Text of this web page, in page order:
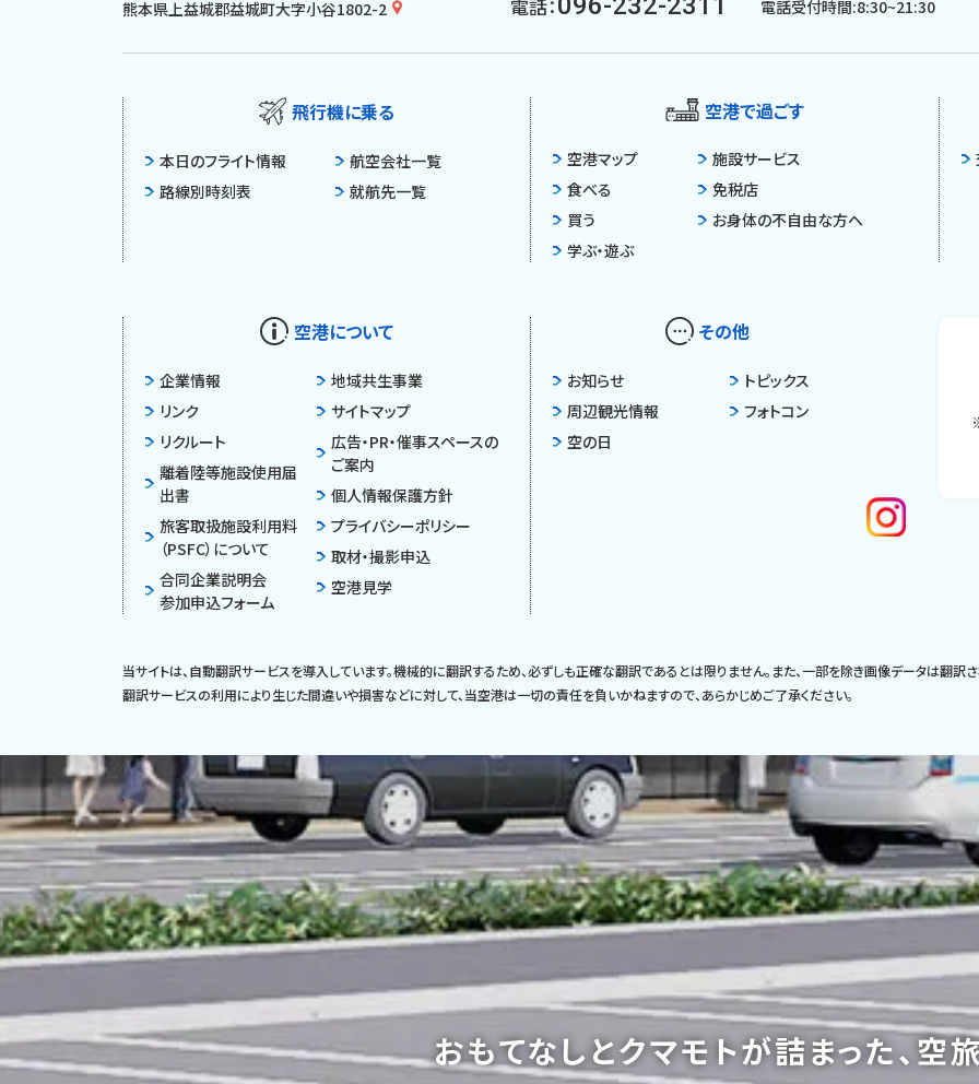
熊本県上益城郡益城町大字小谷1802-2
電話： 電話受付時間:8:30~21:30
飛行機に乗る
本日のフライト情報
路線別時刻表
航空会社一覧
就航先一覧
空港で過ごす
空港マップ
食べる
買う
学ぶ・遊ぶ
施設サービス
免税店
お身体の不自由な方へ
空港について
企業情報
リンク
リクルート
離着陸等施設使用届
出書
旅客取扱施設利用料
（PSFC）について
合同企業説明会
参加申込フォーム
地域共生事業
サイトマップ
広告・PR・催事スペースの
ご案内
個人情報保護方針
プライバシーポリシー
取材・撮影申込
空港見学
その他
お知らせ
周辺観光情報
空の日
トピックス
フォトコン
当サイトは、自動翻訳サービスを導入しています。機械的に翻訳するため、必ずしも正確な翻訳であるとは限りません。また、一部を除き画像データは翻訳さ
翻訳サービスの利用により生じた間違いや損害などに対して、当空港は一切の責任を負いかねますので、あらかじめご了承ください。
おもてなしとクマモトが詰まった、空